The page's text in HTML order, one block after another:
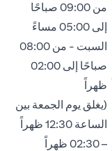
من 09:00 صباحًا
إلى 05:00 مساءً
السبت - من 08:00
صباحًا إلى 02:00
ظهراً
(يغلق يوم الجمعة بين
الساعة 12:30 ظهراً
– 02:30 ظهراً